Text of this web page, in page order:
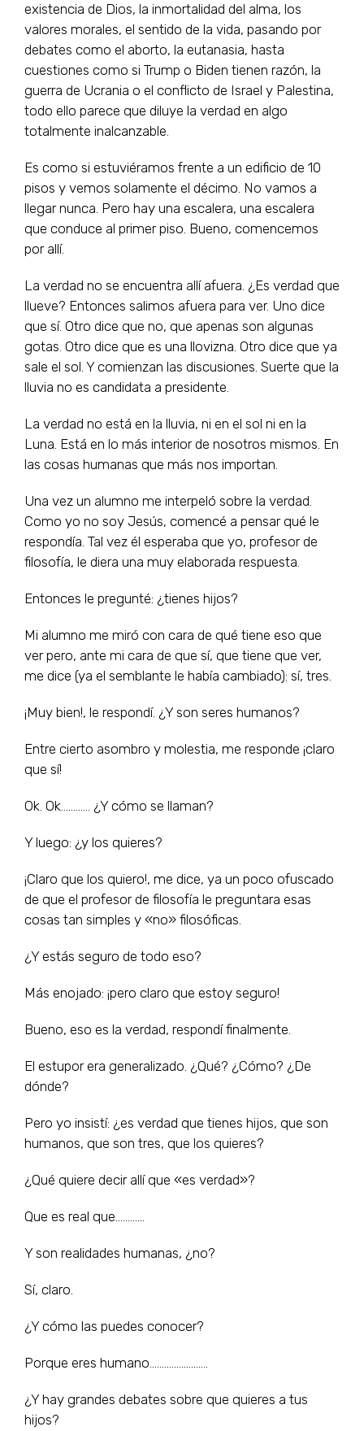
existencia de Dios, la inmortalidad del alma, los
valores morales, el sentido de la vida, pasando por
debates como el aborto, la eutanasia, hasta
cuestiones como si Trump o Biden tienen razón, la
guerra de Ucrania o el conflicto de Israel y Palestina,
todo ello parece que diluye la verdad en algo
totalmente inalcanzable.
Es como si estuviéramos frente a un edificio de 10
pisos y vemos solamente el décimo. No vamos a
llegar nunca. Pero hay una escalera, una escalera
que conduce al primer piso. Bueno, comencemos
por allí.
La verdad no se encuentra allí afuera. ¿Es verdad que
llueve? Entonces salimos afuera para ver. Uno dice
que sí. Otro dice que no, que apenas son algunas
gotas. Otro dice que es una llovizna. Otro dice que ya
sale el sol. Y comienzan las discusiones. Suerte que la
lluvia no es candidata a presidente.
La verdad no está en la lluvia, ni en el sol ni en la
Luna. Está en lo más interior de nosotros mismos. En
las cosas humanas que más nos importan.
Una vez un alumno me interpeló sobre la verdad.
Como yo no soy Jesús, comencé a pensar qué le
respondía. Tal vez él esperaba que yo, profesor de
filosofía, le diera una muy elaborada respuesta.
Entonces le pregunté: ¿tienes hijos?
Mi alumno me miró con cara de qué tiene eso que
ver pero, ante mi cara de que sí, que tiene que ver,
me dice (ya el semblante le había cambiado): sí, tres.
¡Muy bien!, le respondí. ¿Y son seres humanos?
Entre cierto asombro y molestia, me responde ¡claro
que sí!
Ok. Ok………… ¿Y cómo se llaman?
Y luego: ¿y los quieres?
¡Claro que los quiero!, me dice, ya un poco ofuscado
de que el profesor de filosofía le preguntara esas
cosas tan simples y «no» filosóficas.
¿Y estás seguro de todo eso?
Más enojado: ¡pero claro que estoy seguro!
Bueno, eso es la verdad, respondí finalmente.
El estupor era generalizado. ¿Qué? ¿Cómo? ¿De
dónde?
Pero yo insistí: ¿es verdad que tienes hijos, que son
humanos, que son tres, que los quieres?
¿Qué quiere decir allí que «es verdad»?
Que es real que…………
Y son realidades humanas, ¿no?
Sí, claro.
¿Y cómo las puedes conocer?
Porque eres humano……………………
¿Y hay grandes debates sobre que quieres a tus
hijos?